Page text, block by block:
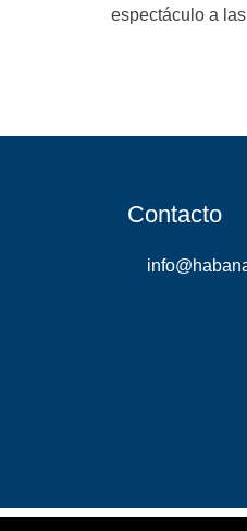
espectáculo a
Contacto